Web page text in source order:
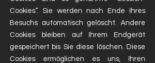
Cookies”. Sie werden nach Ende Ihres
Besuchs automatisch gelöscht. Andere
Cookies bleiben auf Ihrem Endgerät
gespeichert bis Sie diese löschen. Diese
Cookies ermöglichen es uns, Ihren